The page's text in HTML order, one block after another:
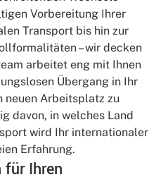
Vorbereitung Ihrer
Transport bis hin zur
– wir decken
arbeitet eng mit Ihnen
Übergang in Ihr
neuen Arbeitsplatz zu
davon, in welches Land
wird Ihr internationaler
Erfahrung.
für Ihren